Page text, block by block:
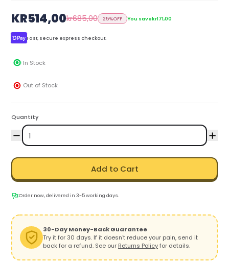
KR514,00kr685,00 25%OFF You savekr171,00
Fast, secure express checkout.
In Stock
Out of Stock
Quantity
Add to Cart
Order now, delivered in 3-5 working days.
30-Day Money-Back Guarantee
Try it for 30 days. If it doesn't reduce your pain, send it
back for a refund. See our Returns Policyfor details.